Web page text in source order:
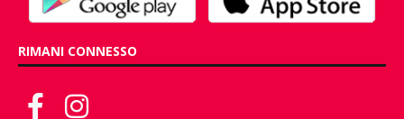
RIMANI CONNESSO